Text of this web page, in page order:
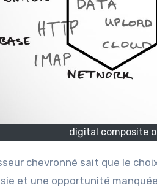
digital composite
et une opportunité